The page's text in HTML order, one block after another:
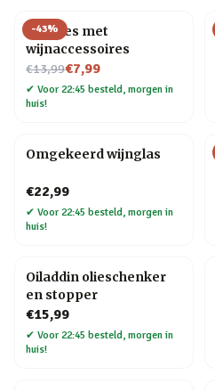
-43%
Wijnfles met
wijnaccessoires
€13,99
Nu voor€7,99
✔ Voor 22:45 besteld, morgen in
huis!
Omgekeerd wijnglas
€22,99
✔ Voor 22:45 besteld, morgen in
huis!
Oiladdin olieschenker
en stopper
€15,99
✔ Voor 22:45 besteld, morgen in
huis!